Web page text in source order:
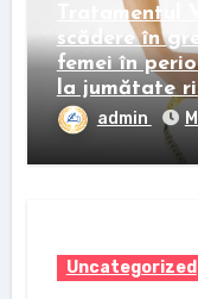
Tratamentul
scădere în
femei în
la jumătate
admin
Uncategorized